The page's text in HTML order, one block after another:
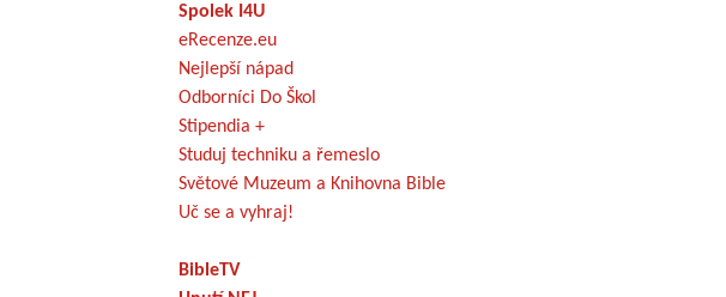
Spolek I4U
eRecenze.eu
Nejlepší nápad
Odborníci Do Škol
Stipendia +
Studuj techniku a řemeslo
Světové Muzeum a Knihovna Bible
Uč se a vyhraj!
BibleTV